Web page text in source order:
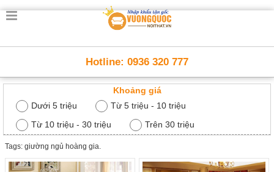
Trang
Thông
thông
Nội
Thất
Hotline: 0936 320 777
Khoảng giá
Dưới 5 triệu
Từ 5 triệu - 10 triệu
Từ 10 triệu - 30 triệu
Trên 30 triệu
Tags: giường ngủ hoàng gia.